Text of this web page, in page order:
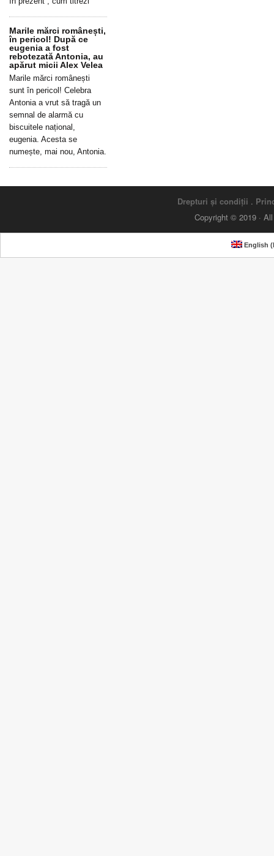
Marile mărci românești,
în pericol! După ce
eugenia a fost
rebotezată Antonia, au
apărut micii Alex Velea
Marile mărci românești
sunt în pericol! Celebra
Antonia a vrut să tragă un
semnal de alarmă cu
biscuitele național,
eugenia. Acesta se
numește, mai nou, Antonia.
Drepturi și condiții .
Copyright © 2019 ·
English (